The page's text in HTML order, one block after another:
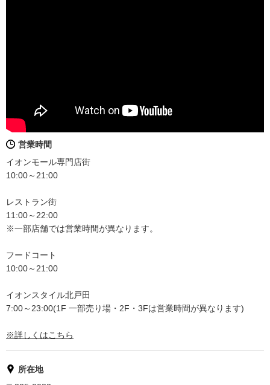
営業時間
イオンモール専門店街
10:00～21:00
レストラン街
11:00～22:00
※一部店舗では営業時間が異なります。
フードコート
10:00～21:00
イオンスタイル北戸田
7:00～23:00(1F 一部売り場・2F・3Fは営業時間が異なります)
※詳しくはこちら
所在地